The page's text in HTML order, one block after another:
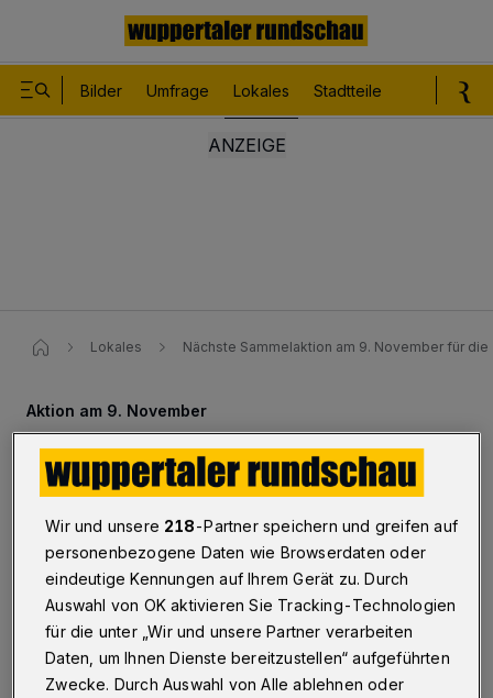
Bilder Umfrage Lokales Stadtteile
Lokales Nächste Sammelaktion am 9. November für
Aktion am 9. November
Nächste Sammelaktion für die
Toys Company
Wuppertal·Der Round Table Wuppertal veranstaltet
am Samstag (9. November 2024) in Zusammenarbeit
mit der Toys Company eine weitere Sammelaktion.
06.11.2024 , 11:30 Uhr Eine Minute Lesezeit
Wir und unsere 218-Partner speichern und greifen auf
personenbezogene Daten wie Browserdaten oder
eindeutige Kennungen auf Ihrem Gerät zu. Durch
Auswahl von OK aktivieren Sie Tracking-Technologien
für die unter „Wir und unsere Partner verarbeiten
Daten, um Ihnen Dienste bereitzustellen“ aufgeführten
Zwecke. Durch Auswahl von Alle ablehnen oder